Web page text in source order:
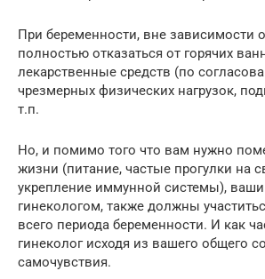
При беременности, вне зависимости
полностью отказаться от горячих
лекарственные средств (по
чрезмерных физических нагрузок,
т.п.
Но, и помимо того что вам нужно
жизни (питание, частые прогулки на
укрепление иммунной системы), ваши
гинекологом, также должны
всего периода беременности. И как
гинеколог исходя из вашего общего
самочувствия.